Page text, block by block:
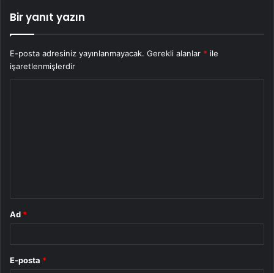
Bir yanıt yazın
E-posta adresiniz yayınlanmayacak. Gerekli alanlar * ile
işaretlenmişlerdir
Ad *
E-posta *